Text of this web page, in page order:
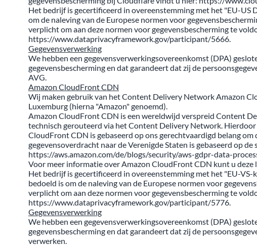
Het bedrijf is gecertificeerd in overeenstemming met het "EU-US
om de naleving van de Europese normen voor
verplicht om aan deze normen voor gegevensbescherming te
https://www.dataprivacyframework.gov/participant/5666.
Gegevensverwerking
We hebben een gegevensverwerkingsovereenkomst (DPA)
gegevensbescherming en dat garandeert dat zij de
AVG.
Amazon CloudFront CDN
Wij maken gebruik van het Content Delivery Network Amazon
Luxemburg (hierna "Amazon" genoemd).
Amazon CloudFront CDN is een wereldwijd verspreid Content
technisch gerouteerd via het Content Delivery Network.
CloudFront CDN is gebaseerd op ons gerechtvaardigd belang
gegevensoverdracht naar de Verenigde Staten is gebaseerd op
https://aws.amazon.com/de/blogs/security/aws-gdpr-data-
Voor meer informatie over Amazon CloudFront CDN kunt u
Het bedrijf is gecertificeerd in overeenstemming met het "EU-VS-
bedoeld is om de naleving van de Europese normen voor
verplicht om aan deze normen voor gegevensbescherming te
https://www.dataprivacyframework.gov/participant/5776.
Gegevensverwerking
We hebben een gegevensverwerkingsovereenkomst (DPA)
gegevensbescherming en dat garandeert dat zij de
verwerken.